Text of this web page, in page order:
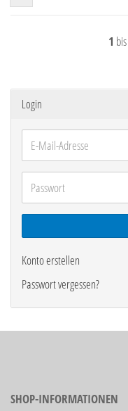
1 bis
Login
E-
Mail-
Adresse
Passwort
Konto erstellen
Passwort vergessen?
SHOP-INFORMATIONEN